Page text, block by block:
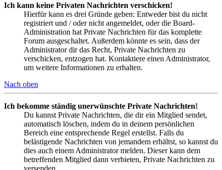
Ich kann keine Privaten Nachrichten verschicken!
Hierfür kann es drei Gründe geben: Entweder bist du nicht
registriert und / oder nicht angemeldet, oder die Board-
Administration hat Private Nachrichten für das komplette
Forum ausgeschaltet. Außerdem könnte es sein, dass der
Administrator dir das Recht, Private Nachrichten zu
verschicken, entzogen hat. Kontaktiere einen Administrator,
um weitere Informationen zu erhalten.
Nach oben
Ich bekomme ständig unerwünschte Private Nachrichten!
Du kannst Private Nachrichten, die dir ein Mitglied sendet,
automatisch löschen, indem du in deinem persönlichen
Bereich eine entsprechende Regel erstellst. Falls du
belästigende Nachrichten von jemandem erhältst, so kannst du
dies auch einem Administrator melden. Dieser kann dem
betreffenden Mitglied dann verbieten, Private Nachrichten zu
versenden.